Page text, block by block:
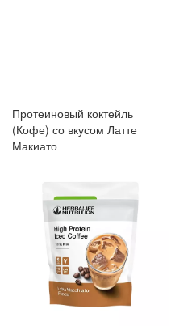
Протеиновый коктейль
(Кофе) со вкусом Латте
Макиато